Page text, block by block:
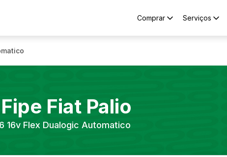
Comprar Serviços
Fiat Palio
16v Flex Dualogic Automatico